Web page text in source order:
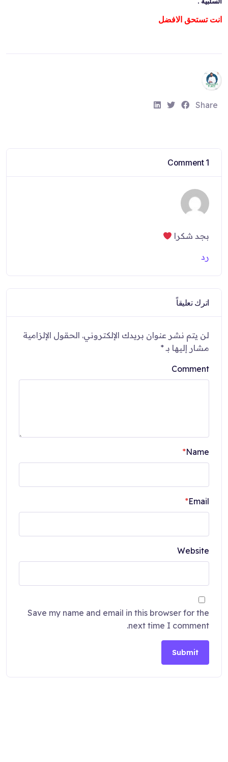
انت تستحق الافضل
Share
S
:
S
1 Comment
بجد شكرا
رد
اترك تعليقاً
لن يتم نشر عنوان بريدك الإلكتروني. الحقول الإلزامية
مشار إليها بـ*
Comment
Name
*
Email
*
Website
Save my name and email in this browser for the
next time I comment.